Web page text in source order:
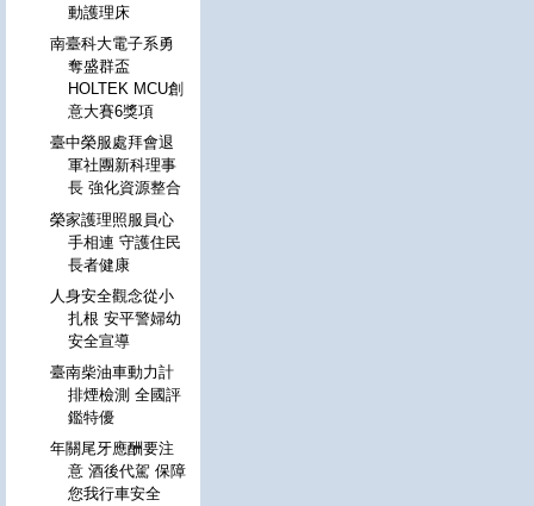
動護理床
南臺科大電子系勇
奪盛群盃
HOLTEK MCU創
意大賽6獎項
臺中榮服處拜會退
軍社團新科理事
長 強化資源整合
榮家護理照服員心
手相連 守護住民
長者健康
人身安全觀念從小
扎根 安平警婦幼
安全宣導
臺南柴油車動力計
排煙檢測 全國評
鑑特優
年關尾牙應酬要注
意 酒後代駕 保障
您我行車安全